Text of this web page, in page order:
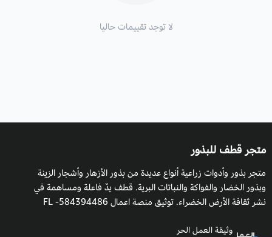
لا توجد تقييمات حاليا
متجر قطف للبذور
متجر بذور وأدوات زراعية أنواع عديدة من بذور الأزهار وأشجار الزينة
وبذور الخضار والفواكة والنباتات البرية. قطف يدٌ فاعلة ومساهمة في
نشر ثقافة الأرض الخضراء. توثيق منصة اعمال 584394486- FL
وثيقة العمل الحر